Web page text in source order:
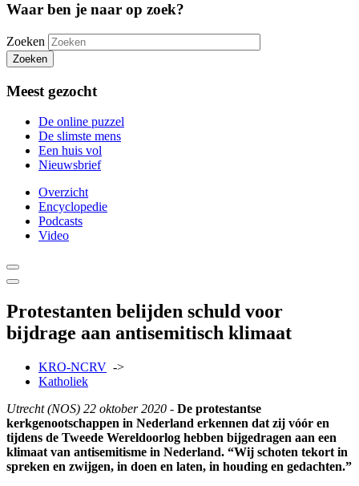
Waar ben je naar op zoek?
Zoeken
Zoeken
Meest gezocht
De online puzzel
De slimste mens
Een huis vol
Nieuwsbrief
Overzicht
Encyclopedie
Podcasts
Video
Protestanten belijden schuld voor
bijdrage aan antisemitisch klimaat
KRO-NCRV ->
Katholiek
Utrecht (NOS) 22 oktober 2020 - De protestantse
kerkgenootschappen in Nederland erkennen dat zij vóór en
tijdens de Tweede Wereldoorlog hebben bijgedragen aan een
klimaat van antisemitisme in Nederland. “Wij schoten tekort in
spreken en zwijgen, in doen en laten, in houding en gedachten.”